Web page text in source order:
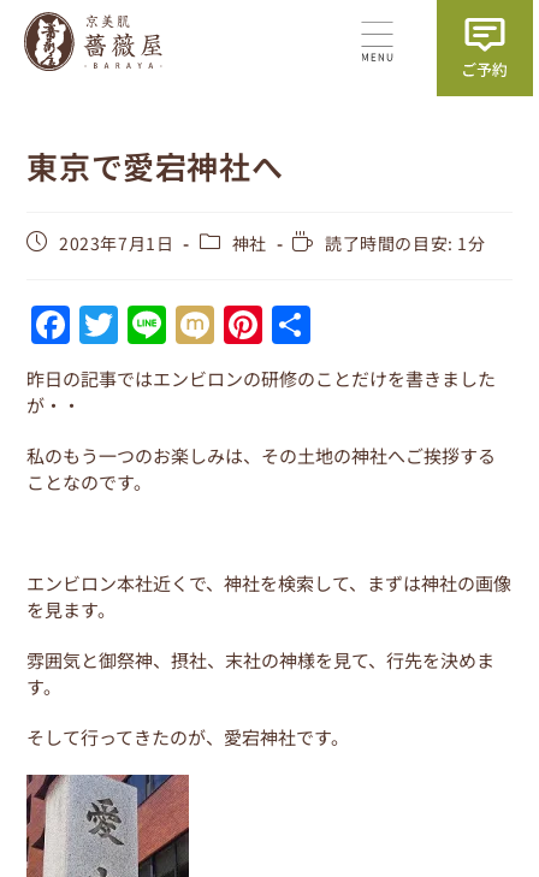
東京で愛宕神社へ
2023年7月1日 神社 読了時間の目安: 1分
F
a
c
e
b
k
T
w
itt
er
Li
n
e
M
ix
i
Pi
nt
er
e
st
有
昨日の記事ではエンビロンの研修のことだけを書きました
が・・
私のもう一つのお楽しみは、その土地の神社へご挨拶する
ことなのです。
エンビロン本社近くで、神社を検索して、まずは神社の画像
を見ます。
雰囲気と御祭神、摂社、末社の神様を見て、行先を決めま
す。
そして行ってきたのが、愛宕神社です。